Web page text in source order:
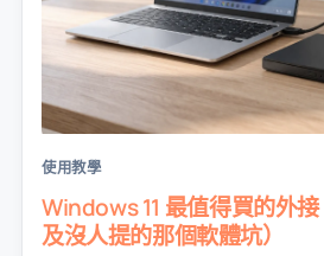
使用教學
Windows 11 最值得買的外
及沒人提的那個軟體坑）